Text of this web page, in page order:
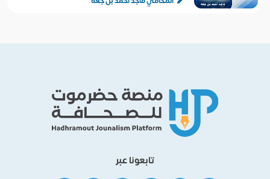
تابعونا عبر